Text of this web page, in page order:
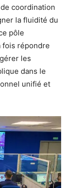
coordination
la fluidité du
pôle
fois répondre
les
dans le
unifié et